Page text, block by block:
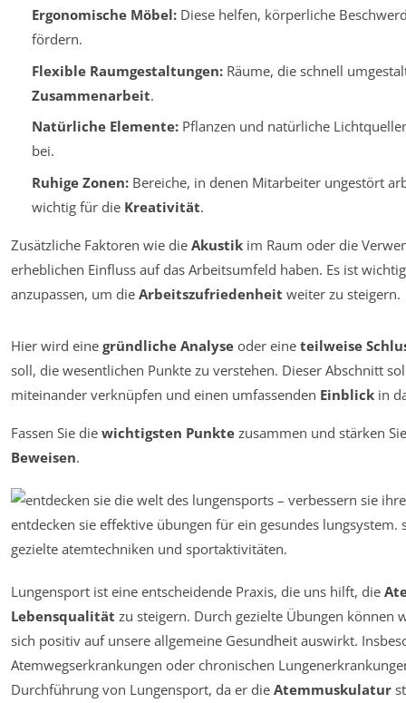
Ergonomische Möbel:Diese helfen, körperliche
fördern.
Flexible Raumgestaltungen:Räume, die schnell
Zusammenarbeit.
Natürliche Elemente:Pflanzen und natürliche
bei.
Ruhige Zonen:Bereiche, in denen Mitarbeiter ungestört
wichtig für die Kreativität.
Zusätzliche Faktoren wie die Akustik im Raum oder die
erheblichen Einfluss auf das Arbeitsumfeld haben. Es ist
anzupassen, um die Arbeitszufriedenheit weiter zu steigern.
Hier wird eine gründliche Analyse oder eine teilweise
soll, die wesentlichen Punkte zu verstehen. Dieser Abschnitt
miteinander verknüpfen und einen umfassenden Einblick in
Fassen Sie die wichtigsten Punkte zusammen und stärken
Beweisen.
Lungensport ist eine entscheidende Praxis, die uns hilft, die
Lebensqualität zu steigern. Durch gezielte Übungen
sich positiv auf unsere allgemeine Gesundheit auswirkt.
Atemwegserkrankungen oder chronischen
Durchführung von Lungensport, da er die Atemmuskulatur